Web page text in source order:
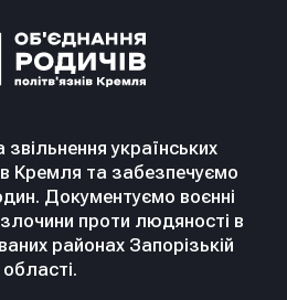
українських
Кремля та забезпечуємо
Документуємо воєнні
проти людяності в
районах Запорізькій
області.